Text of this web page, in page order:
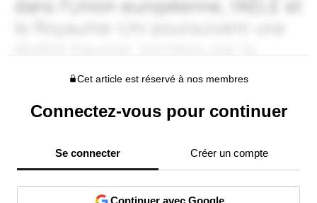
Cet article est réservé à nos membres
Connectez-vous pour continuer
Se connecter Créer un compte
Continuer avec Google